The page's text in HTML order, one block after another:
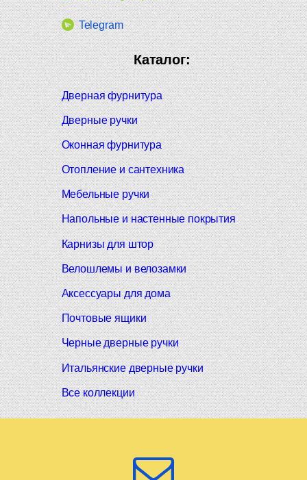
Telegram
Каталог:
Дверная фурнитура
Дверные ручки
Оконная фурнитура
Отопление и сантехника
Мебельные ручки
Напольные и настенные покрытия
Карнизы для штор
Велошлемы и велозамки
Аксессуары для дома
Почтовые ящики
Черные дверные ручки
Итальянские дверные ручки
Все коллекции